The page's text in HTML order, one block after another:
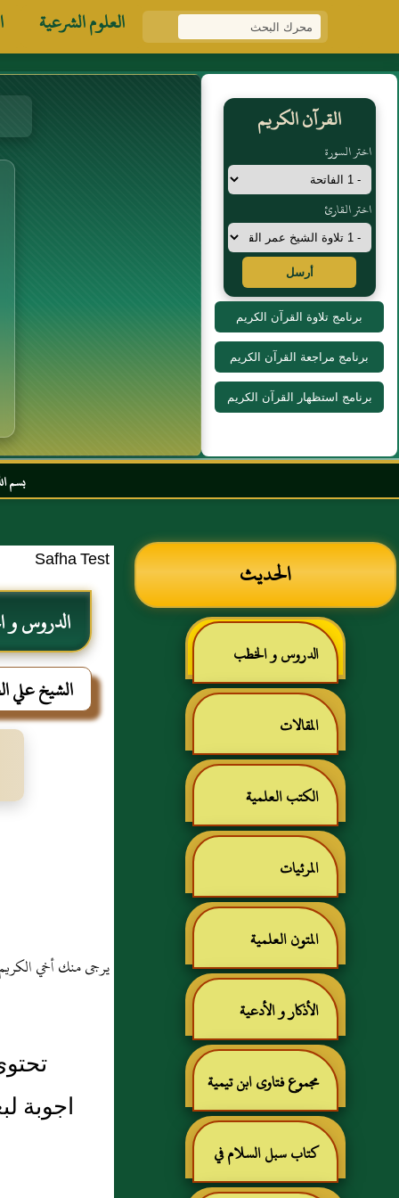
العلوم الشرعية
القرآن الكريم
اختر السورة
اختر القارئ
أرسل
برنامج تلاوة القرآن الكريم
برنامج مراجعة القرآن الكريم
برنامج استظهار القرآن الكريم
بسم الله الرحمن
الحديث
الدروس و الخطب
المقالات
الكتب العلمية
المرئيات
المتون العلمية
الأذكار و الأدعية
مجموع فتاوى ابن تيمية
كتاب سبل السلام في
Safha Test
الدروس و
الشيخ علي
يرجى منك أخي
اجوبة